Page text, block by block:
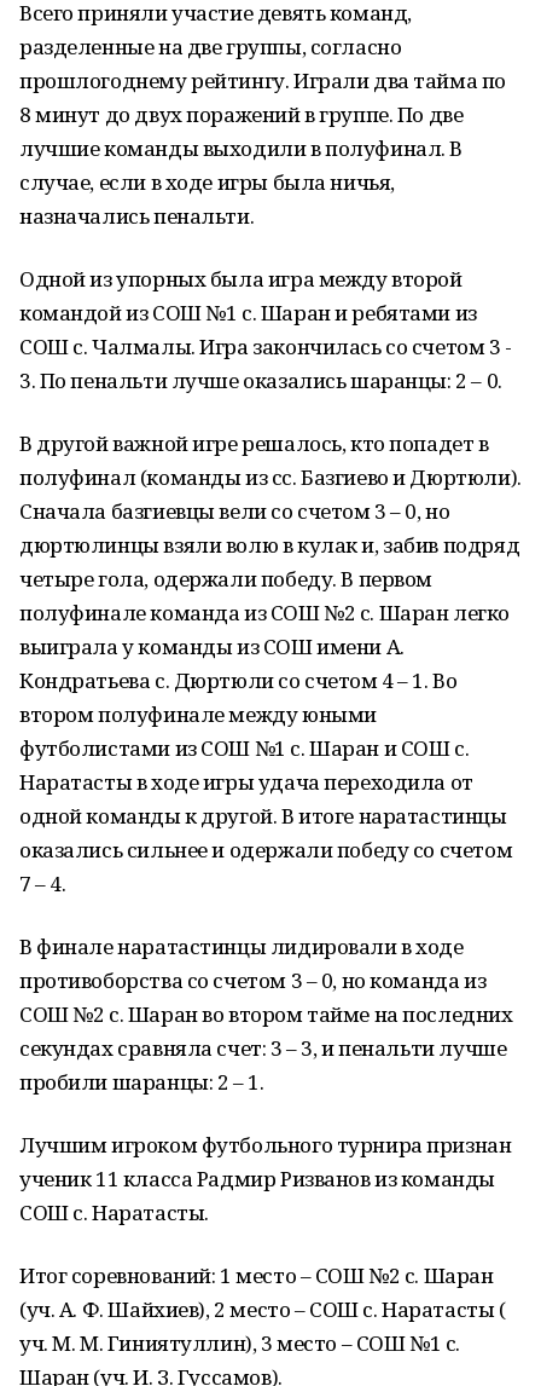
Всего приняли участие девять команд,
разделенные на две группы, согласно
прошлогоднему рейтингу. Играли два тайма по
8 минут до двух поражений в группе. По две
лучшие команды выходили в полуфинал. В
случае, если в ходе игры была ничья,
назначались пенальти.
Одной из упорных была игра между второй
командой из СОШ №1 с. Шаран и ребятами из
СОШ с. Чалмалы. Игра закончилась со счетом 3 -
3. По пенальти лучше оказались шаранцы: 2 – 0.
В другой важной игре решалось, кто попадет в
полуфинал (команды из сс. Базгиево и Дюртюли).
Сначала базгиевцы вели со счетом 3 – 0, но
дюртюлинцы взяли волю в кулак и, забив подряд
четыре гола, одержали победу. В первом
полуфинале команда из СОШ №2 с. Шаран легко
выиграла у команды из СОШ имени А.
Кондратьева с. Дюртюли со счетом 4 – 1. Во
втором полуфинале между юными
футболистами из СОШ №1 с. Шаран и СОШ с.
Наратасты в ходе игры удача переходила от
одной команды к другой. В итоге наратастинцы
оказались сильнее и одержали победу со счетом
7 – 4.
В финале наратастинцы лидировали в ходе
противоборства со счетом 3 – 0, но команда из
СОШ №2 с. Шаран во втором тайме на последних
секундах сравняла счет: 3 – 3, и пенальти лучше
пробили шаранцы: 2 – 1.
Лучшим игроком футбольного турнира признан
ученик 11 класса Радмир Ризванов из команды
СОШ с. Наратасты.
Итог соревнований: 1 место – СОШ №2 с. Шаран
(уч. А. Ф. Шайхиев), 2 место – СОШ с. Наратасты (
уч. М. М. Гиниятуллин), 3 место – СОШ №1 с.
Шаран (уч. И. З. Гуссамов).